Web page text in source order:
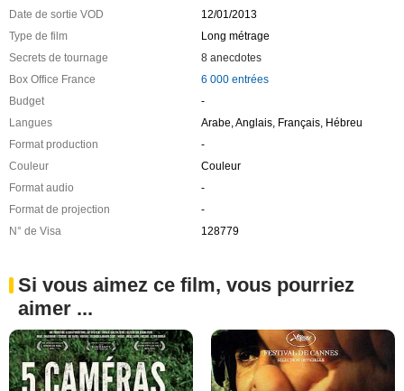
Date de sortie VOD
12/01/2013
Type de film
Long métrage
Secrets de tournage
8 anecdotes
Box Office France
6 000 entrées
Budget
-
Langues
Arabe, Anglais, Français, Hébreu
Format production
-
Couleur
Couleur
Format audio
-
Format de projection
-
N° de Visa
128779
Si vous aimez ce film, vous pourriez
aimer ...